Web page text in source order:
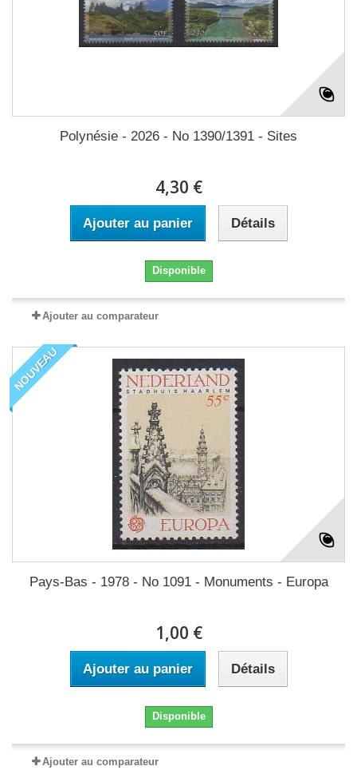
Polynésie - 2026 - No 1390/1391 - Sites
4,30 €
Ajouter au panier Détails
Disponible
Ajouter au comparateur
NOUVEAU
Pays-Bas - 1978 - No 1091 - Monuments - Europa
1,00 €
Ajouter au panier Détails
Disponible
Ajouter au comparateur